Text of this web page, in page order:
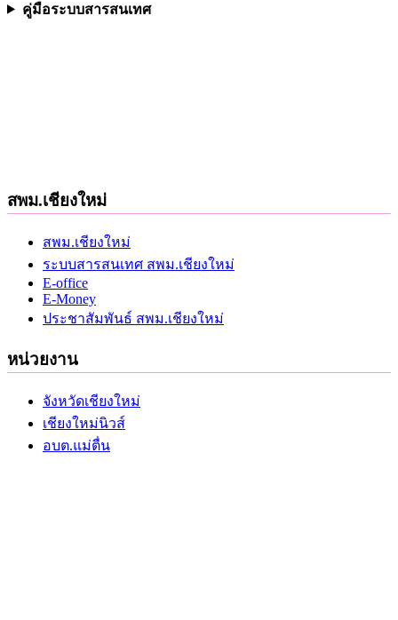
คู่มือระบบสารสนเทศ
สพม.เชียงใหม่
สพม.เชียงใหม่
ระบบสารสนเทศ สพม.เชียงใหม่
E-office
E-Money
ประชาสัมพันธ์ สพม.เชียงใหม่
หน่วยงาน
จังหวัดเชียงใหม่
เชียงใหม่นิวส์
อบต.แม่ตื่น